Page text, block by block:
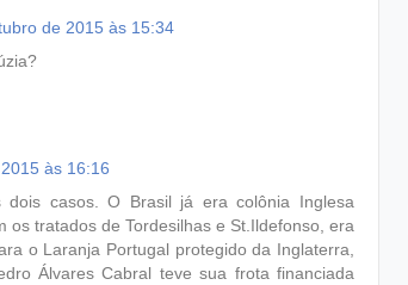
de 2015 às 15:34
às 16:16
casos. O Brasil já era colônia Inglesa
os tratados de Tordesilhas e St.Ildefonso, era
o Laranja Portugal protegido da Inglaterra,
Álvares Cabral teve sua frota financiada